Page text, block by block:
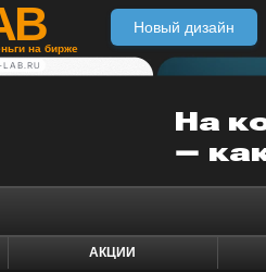
на бирже
Новый дизайн
АКЦИИ